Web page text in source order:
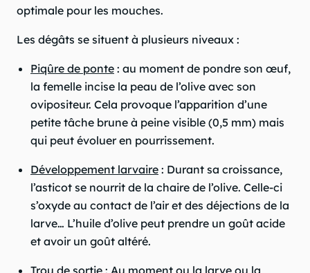
optimale pour les mouches.
Les dégâts se situent à plusieurs niveaux :
Piqûre de ponte : au moment de pondre son œuf,
la femelle incise la peau de l’olive avec son
ovipositeur. Cela provoque l’apparition d’une
petite tâche brune à peine visible (0,5 mm) mais
qui peut évoluer en pourrissement.
Développement larvaire : Durant sa croissance,
l’asticot se nourrit de la chaire de l’olive. Celle-ci
s’oxyde au contact de l’air et des déjections de la
larve… L’huile d’olive peut prendre un goût acide
et avoir un goût altéré.
Trou de sortie : Au moment ou la larve ou la